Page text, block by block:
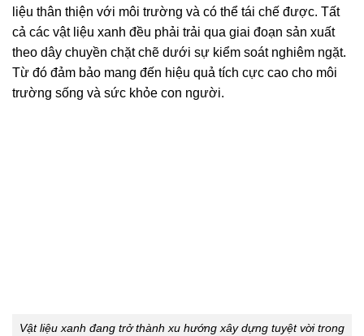
liệu thân thiện với môi trường và có thể tái chế được. Tất
cả các vật liệu xanh đều phải trải qua giai đoạn sản xuất
theo dây chuyền chặt chẽ dưới sự kiểm soát nghiêm ngặt.
Từ đó đảm bảo mang đến hiệu quả tích cực cao cho môi
trường sống và sức khỏe con người.
Vật liệu xanh đang trở thành xu hướng xây dựng tuyệt vời trong